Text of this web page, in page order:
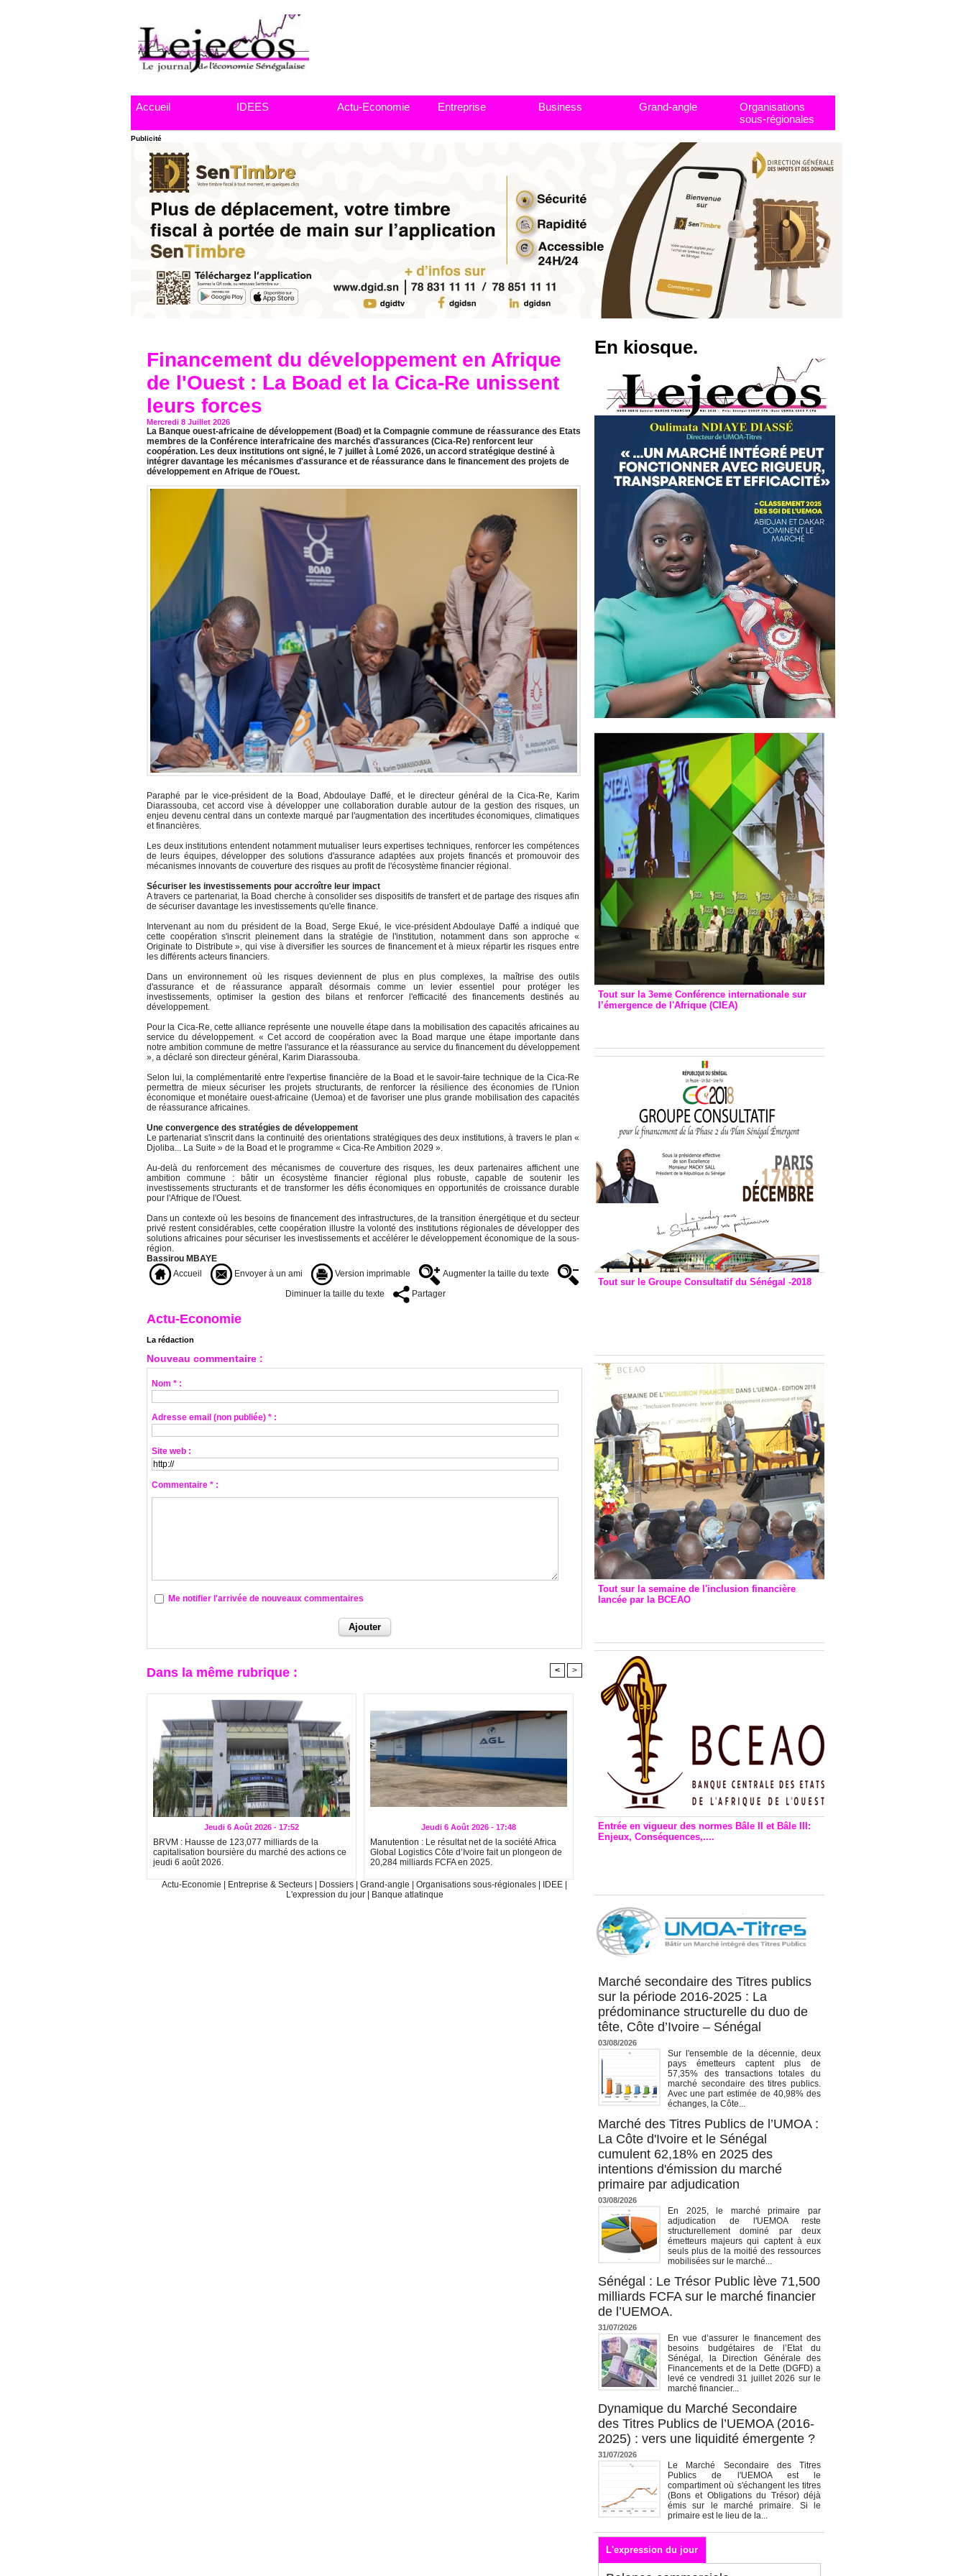
Accueil IDEES Actu-Economie Entreprise Business Grand-angle
Organisations
sous-régionales
Publicité
Financement du développement en Afrique
de l'Ouest : La Boad et la Cica-Re unissent
leurs forces
Mercredi 8 Juillet 2026
La Banque ouest-africaine de développement (Boad) et la Compagnie commune de réassurance des Etats
membres de la Conférence interafricaine des marchés d'assurances (Cica-Re) renforcent leur
coopération. Les deux institutions ont signé, le 7 juillet à Lomé 2026, un accord stratégique destiné à
intégrer davantage les mécanismes d'assurance et de réassurance dans le financement des projets de
développement en Afrique de l'Ouest.
Paraphé par le vice-président de la Boad, Abdoulaye Daffé, et le directeur général de la Cica-Re, Karim
Diarassouba, cet accord vise à développer une collaboration durable autour de la gestion des risques, un
enjeu devenu central dans un contexte marqué par l'augmentation des incertitudes économiques, climatiques
et financières.
Les deux institutions entendent notamment mutualiser leurs expertises techniques, renforcer les compétences
de leurs équipes, développer des solutions d'assurance adaptées aux projets financés et promouvoir des
mécanismes innovants de couverture des risques au profit de l'écosystème financier régional.
Sécuriser les investissements pour accroître leur impact
A travers ce partenariat, la Boad cherche à consolider ses dispositifs de transfert et de partage des risques afin
de sécuriser davantage les investissements qu'elle finance.
Intervenant au nom du président de la Boad, Serge Ekué, le vice-président Abdoulaye Daffé a indiqué que
cette coopération s'inscrit pleinement dans la stratégie de l'institution, notamment dans son approche «
Originate to Distribute », qui vise à diversifier les sources de financement et à mieux répartir les risques entre
les différents acteurs financiers.
Dans un environnement où les risques deviennent de plus en plus complexes, la maîtrise des outils
d'assurance et de réassurance apparaît désormais comme un levier essentiel pour protéger les
investissements, optimiser la gestion des bilans et renforcer l'efficacité des financements destinés au
développement.
Pour la Cica-Re, cette alliance représente une nouvelle étape dans la mobilisation des capacités africaines au
service du développement. « Cet accord de coopération avec la Boad marque une étape importante dans
notre ambition commune de mettre l'assurance et la réassurance au service du financement du développement
», a déclaré son directeur général, Karim Diarassouba.
Selon lui, la complémentarité entre l'expertise financière de la Boad et le savoir-faire technique de la Cica-Re
permettra de mieux sécuriser les projets structurants, de renforcer la résilience des économies de l'Union
économique et monétaire ouest-africaine (Uemoa) et de favoriser une plus grande mobilisation des capacités
de réassurance africaines.
Une convergence des stratégies de développement
Le partenariat s'inscrit dans la continuité des orientations stratégiques des deux institutions, à travers le plan «
Djoliba... La Suite » de la Boad et le programme « Cica-Re Ambition 2029 ».
Au-delà du renforcement des mécanismes de couverture des risques, les deux partenaires affichent une
ambition commune : bâtir un écosystème financier régional plus robuste, capable de soutenir les
investissements structurants et de transformer les défis économiques en opportunités de croissance durable
pour l'Afrique de l'Ouest.
Dans un contexte où les besoins de financement des infrastructures, de la transition énergétique et du secteur
privé restent considérables, cette coopération illustre la volonté des institutions régionales de développer des
solutions africaines pour sécuriser les investissements et accélérer le développement économique de la sous-
région.
Bassirou MBAYE
Accueil
Envoyer à un ami Version imprimable
Augmenter la taille du texte
Diminuer la taille du texte
Partager
Actu-Economie
La rédaction
Nouveau commentaire :
Nom * :
Adresse email (non publiée) * :
Site web :
Commentaire * :
Me notifier l'arrivée de nouveaux commentaires
Dans la même rubrique : < >
Jeudi 6 Août 2026 - 17:52
BRVM : Hausse de 123,077 milliards de la
capitalisation boursière du marché des actions ce
jeudi 6 août 2026.
Jeudi 6 Août 2026 - 17:48
Manutention : Le résultat net de la société Africa
Global Logistics Côte d’Ivoire fait un plongeon de
20,284 milliards FCFA en 2025.
Actu-Economie Entreprise & Secteurs Dossiers Grand-angle Organisations sous-régionales IDEE
L'expression du jour
Banque atlatinque
En kiosque.
Tout sur la 3eme Conférence internationale sur
l’émergence de l'Afrique (CIEA)
Tout sur le Groupe Consultatif du Sénégal -2018
Tout sur la semaine de l'inclusion financière
lancée par la BCEAO
Entrée en vigueur des normes Bâle II et Bâle III:
Enjeux, Conséquences,....
Marché secondaire des Titres publics
sur la période 2016-2025 : La
prédominance structurelle du duo de
tête, Côte d’Ivoire – Sénégal
03/08/2026
Sur l'ensemble de la décennie, deux
pays émetteurs captent plus de
57,35% des transactions totales du
marché secondaire des titres publics.
Avec une part estimée de 40,98% des
échanges, la Côte...
Marché des Titres Publics de l’UMOA :
La Côte d'Ivoire et le Sénégal
cumulent 62,18% en 2025 des
intentions d'émission du marché
primaire par adjudication
03/08/2026
En 2025, le marché primaire par
adjudication de l'UEMOA reste
structurellement dominé par deux
émetteurs majeurs qui captent à eux
seuls plus de la moitié des ressources
mobilisées sur le marché...
Sénégal : Le Trésor Public lève 71,500
milliards FCFA sur le marché financier
de l’UEMOA.
31/07/2026
En vue d’assurer le financement des
besoins budgétaires de l’Etat du
Sénégal, la Direction Générale des
Financements et de la Dette (DGFD) a
levé ce vendredi 31 juillet 2026 sur le
marché financier...
Dynamique du Marché Secondaire
des Titres Publics de l’UEMOA (2016-
2025) : vers une liquidité émergente ?
31/07/2026
Le Marché Secondaire des Titres
Publics de l'UEMOA est le
compartiment où s'échangent les titres
(Bons et Obligations du Trésor) déjà
émis sur le marché primaire. Si le
primaire est le lieu de la...
L'expression du jour